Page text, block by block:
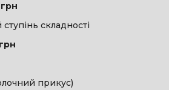
складності
прикус)